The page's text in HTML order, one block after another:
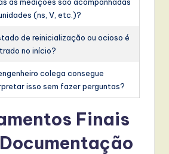
(ns, V, etc.)?
de reinicialização ou ocioso é
no início?
colega consegue
isso sem fazer perguntas?
Finais